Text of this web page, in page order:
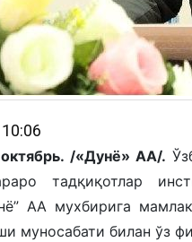
/«Дунё» АА/.
тадқиқотлар
АА мухбирига
муносабати билан ўз